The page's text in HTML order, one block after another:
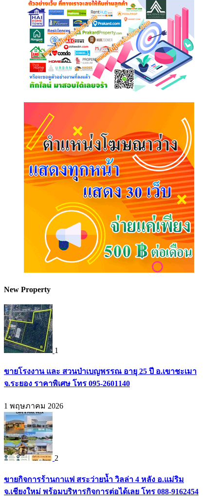
New Property
1
ขายโรงงาน และ สวนป่าเบญพรรณ อายุ 25 ปี อ.เขาชะเมา
จ.ระยอง ราคาพิเศษ โทร 095-2601140
1 พฤษภาคม 2026
2
ขายกิจการร้านกาแฟ สระว่ายน้ำ วิลล่า 4 หลัง อ.แม่ริม
จ.เชียงใหม่ พร้อมบริหารกิจการต่อได้เลย โทร 088-9162454